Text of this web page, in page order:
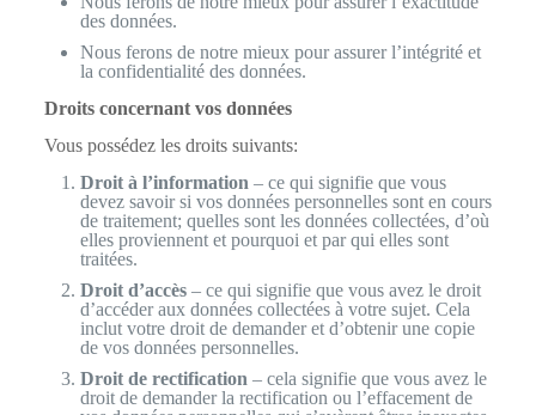
des données.
Nous ferons de notre mieux pour assurer l’intégrité et
la confidentialité des données.
Droits concernant vos données
Vous possédez les droits suivants:
Droit à l’information – ce qui signifie que vous
devez savoir si vos données personnelles sont en cours
de traitement; quelles sont les données collectées, d’où
elles proviennent et pourquoi et par qui elles sont
traitées.
Droit d’accès– ce qui signifie que vous avez le droit
d’accéder aux données collectées à votre sujet. Cela
inclut votre droit de demander et d’obtenir une copie
de vos données personnelles.
Droit de rectification – cela signifie que vous avez le
droit de demander la rectification ou l’effacement de